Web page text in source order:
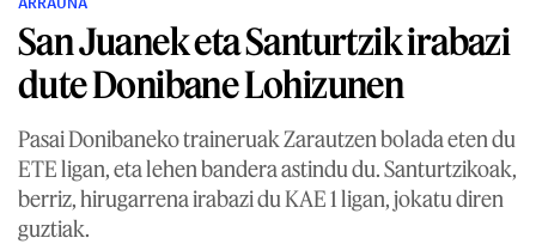
San Juanek eta Santurtzik irabazi
dute Donibane Lohizunen
Pasai Donibaneko traineruak Zarautzen bolada eten du
ETE ligan, eta lehen bandera astindu du. Santurtzikoak,
berriz, hirugarrena irabazi du KAE 1 ligan, jokatu diren
guztiak.